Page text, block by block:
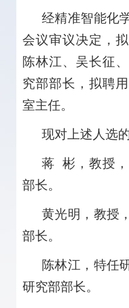
经精准智能化
会议审议决定，
陈林江、吴长征
究部部长，拟聘
室主任。
现对上述人选
蒋 彬，教授
部长。
黄光明，教授
部长。
陈林江，特任
研究部部长。